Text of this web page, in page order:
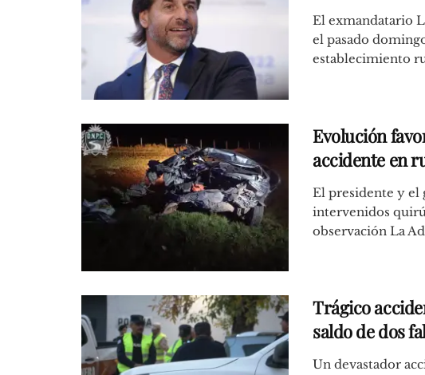
El exmandatario
el pasado
establecimiento
Evolución
accidente en
El presidente y el
intervenidos
observación La
Trágico
saldo de dos
Un devastador